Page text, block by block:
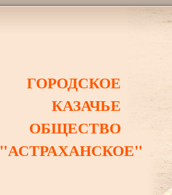
ГОРОДСКОЕ
КАЗАЧЬЕ
ОБЩЕСТВО
"АСТРАХАНСКОЕ"